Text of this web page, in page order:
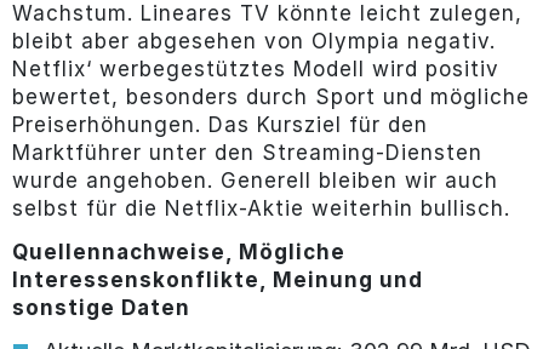
Wachstum. Lineares TV könnte leicht zulegen,
bleibt aber abgesehen von Olympia negativ.
Netflix‘ werbegestütztes Modell wird positiv
bewertet, besonders durch Sport und mögliche
Preiserhöhungen. Das Kursziel für den
Marktführer unter den Streaming-Diensten
wurde angehoben. Generell bleiben wir auch
selbst für die Netflix-Aktie weiterhin bullisch.
Quellennachweise, Mögliche
Interessenskonflikte, Meinung und
sonstige Daten